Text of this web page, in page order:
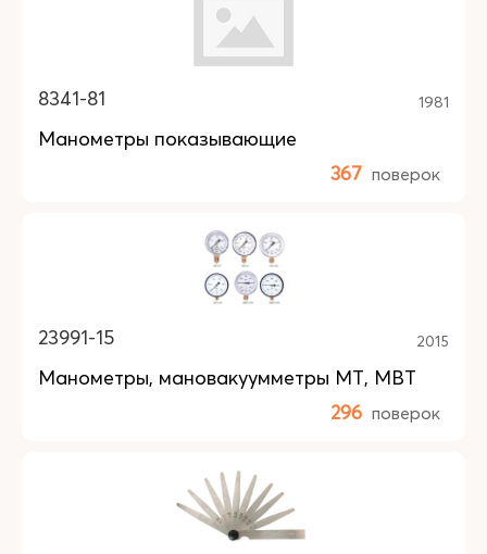
8341-81 1981
Манометры показывающие
367 поверок
23991-15 2015
Манометры, мановакуумметры МТ, МВТ
296 поверок